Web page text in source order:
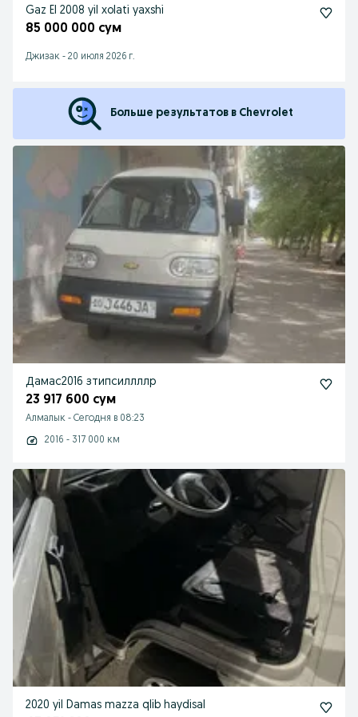
Gaz El 2008 yil xolati yaxshi
85 000 000 сум
Джизак - 20 июля 2026 г.
Больше результатов в Chevrolet
Дамас2016 зтипсиллллр
23 917 600 сум
Алмалык - Сегодня в 08:23
2016 - 317 000 км
2020 yil Damas mazza qlib haydisal